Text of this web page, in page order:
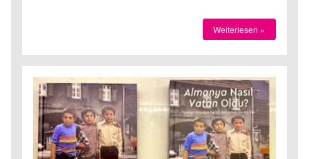
Weiterlesen »